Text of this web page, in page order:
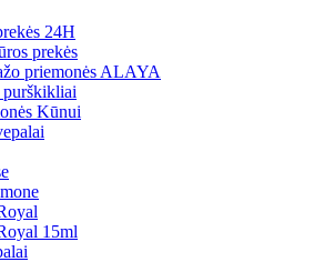
24H
prekės
priemonės ALAYA
Kūnui
15ml